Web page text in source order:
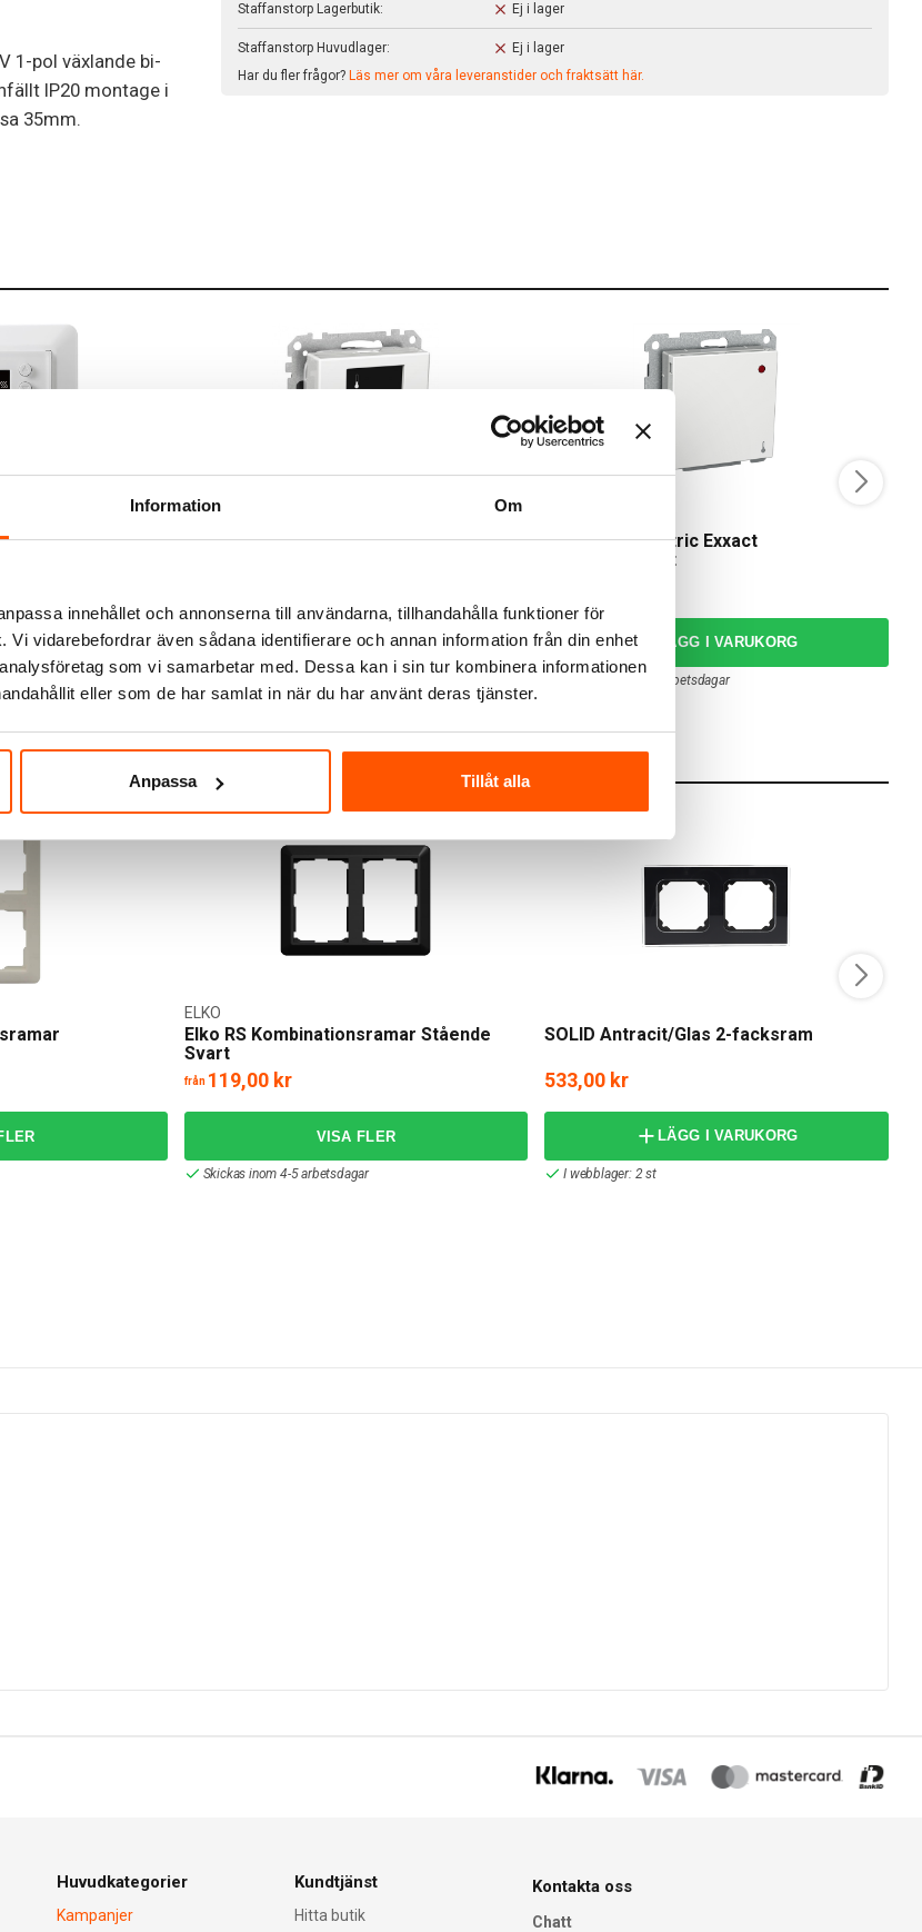
Information Om
innehållet och annonserna till användarna, tillhandahålla funktioner för
vidarebefordrar även sådana identifierare och annan information från din enhet
som vi samarbetar med. Dessa kan i sin tur kombinera informationen
eller som de har samlat in när du har använt deras tjänster.
Anpassa Tillåt alla
1-pol växlande bi-
IP20 montage i
35mm.
Staffanstorp Lagerbutik:
Ej i lager
Staffanstorp Huvudlager:
Ej i lager
Har du fler frågor? Läs mer om våra leveranstider och fraktsätt här.
16A
Schneider Electric Exxact Termostat
Schneider Electric Exxact
Rumstermostat
LÄGG I VARUKORG
Skickas inom 6-8 arbetsdagar
Elko RS Kombinationsramar Stående
Svart
ELKO
från 119,00 kr
Skickas inom 4-5 arbetsdagar
SOLID Antracit/Glas 2-facksram
533,00 kr
LÄGG I VARUKORG
I webblager: 2 st
Huvudkategorier
Kampanjer
Kundtjänst
Hitta butik
Kontakta oss
Chatt